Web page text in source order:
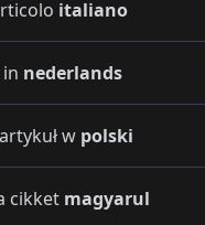
italiano
nederlands
w polski
cikket magyarul